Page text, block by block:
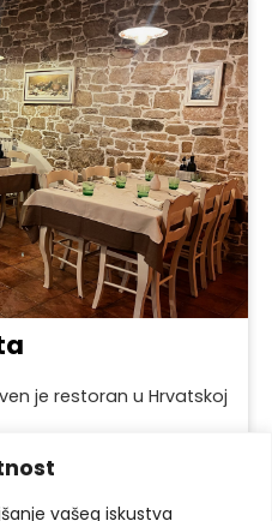
vašeg iskustva
je restoran u Hrvatskoj